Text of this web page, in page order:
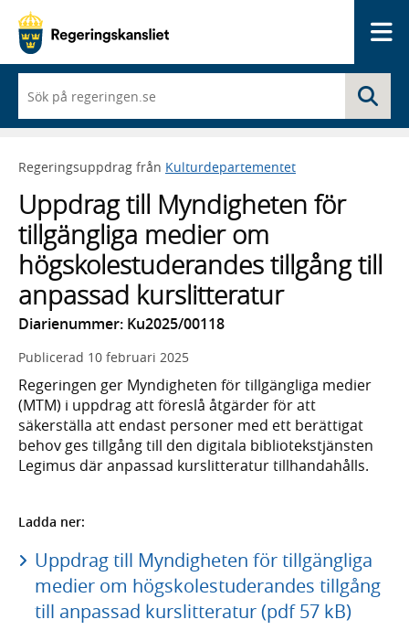
du
börjar
skriva
framträder
lista
med
sökförslag
Regeringsuppdrag från Kulturdepartementet
Uppdrag till Myndigheten för
tillgängliga medier om
högskolestuderandes tillgång till
anpassad kurslitteratur
Diarienummer: Ku2025/00118
Publicerad 10 februari 2025
Regeringen ger Myndigheten för tillgängliga medier
(MTM) i uppdrag att föreslå åtgärder för att
säkerställa att endast personer med ett berättigat
behov ges tillgång till den digitala bibliotekstjänsten
Legimus där anpassad kurslitteratur tillhandahålls.
Ladda ner:
Uppdrag till Myndigheten för tillgängliga
medier om högskolestuderandes tillgång
till anpassad kurslitteratur (pdf 57 kB)